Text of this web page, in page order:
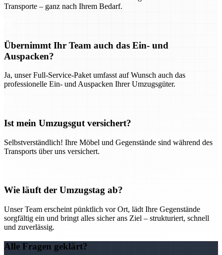
Transporte – ganz nach Ihrem Bedarf.
Übernimmt Ihr Team auch das Ein- und
Auspacken?
Ja, unser Full-Service-Paket umfasst auf Wunsch auch das
professionelle Ein- und Auspacken Ihrer Umzugsgüter.
Ist mein Umzugsgut versichert?
Selbstverständlich! Ihre Möbel und Gegenstände sind während des
Transports über uns versichert.
Wie läuft der Umzugstag ab?
Unser Team erscheint pünktlich vor Ort, lädt Ihre Gegenstände
sorgfältig ein und bringt alles sicher ans Ziel – strukturiert, schnell
und zuverlässig.
Alle Fragen geklärt?